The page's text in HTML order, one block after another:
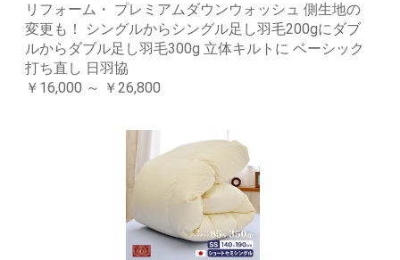
リフォーム・ プレミアムダウンウォッシュ 側生地の
変更も！ シングルからシングル足し羽毛200gにダブ
ルからダブル足し羽毛300g 立体キルトに ベーシック
打ち直し 日羽協
￥16,000 ～ ￥26,800